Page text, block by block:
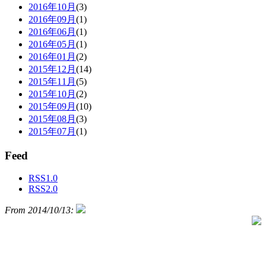
2016年10月 (3)
2016年09月 (1)
2016年06月 (1)
2016年05月 (1)
2016年01月 (2)
2015年12月 (14)
2015年11月 (5)
2015年10月 (2)
2015年09月 (10)
2015年08月 (3)
2015年07月 (1)
Feed
RSS1.0
RSS2.0
From 2014/10/13: